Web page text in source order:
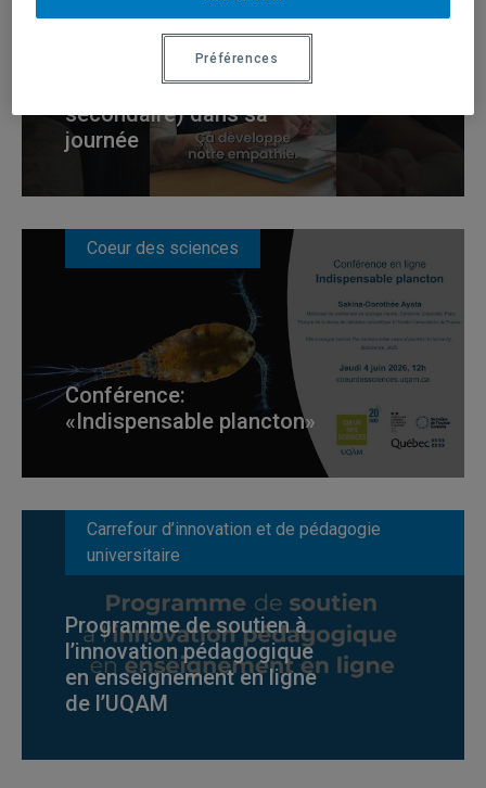
Suivez Macarena
(enseignement au
secondaire) dans sa
journée
Coeur des sciences
Conférence:
«Indispensable plancton»
Carrefour d’innovation et de pédagogie
universitaire
Programme de soutien à
l’innovation pédagogique
en enseignement en ligne
de l’UQAM
Préférences